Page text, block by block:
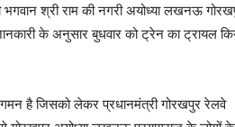
भगवान श्री राम की नगरी अयोध्या लखनऊ
के अनुसार बुधवार को ट्रेन का ट्रायल
है जिसको लेकर प्रधानमंत्री गोरखपुर रेलवे